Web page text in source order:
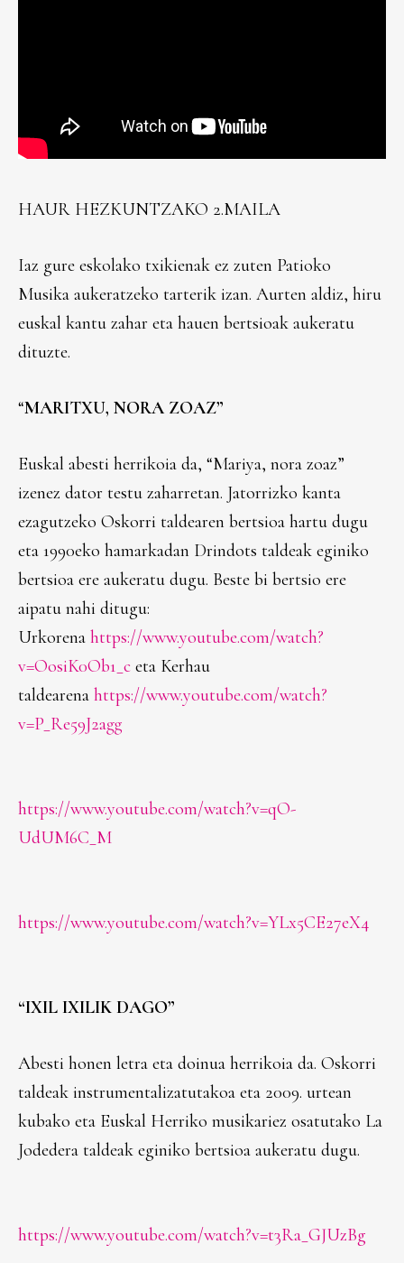
HAUR HEZKUNTZAKO 2.MAILA
Iaz gure eskolako txikienak ez zuten Patioko
Musika aukeratzeko tarterik izan. Aurten aldiz, hiru
euskal kantu zahar eta hauen bertsioak aukeratu
dituzte.
“MARITXU, NORA ZOAZ”
Euskal abesti herrikoia da, “Mariya, nora zoaz”
izenez dator testu zaharretan. Jatorrizko kanta
ezagutzeko Oskorri taldearen bertsioa hartu dugu
eta 1990eko hamarkadan Drindots taldeak eginiko
bertsioa ere aukeratu dugu. Beste bi bertsio ere
aipatu nahi ditugu:
Urkorena https://www.youtube.com/watch?
v=OosiK0Ob1_c eta Kerhau
taldearena https://www.youtube.com/watch?
v=P_Re59J2agg
https://www.youtube.com/watch?v=qO-
UdUM6C_M
https://www.youtube.com/watch?v=YLx5CE27eX4
“IXIL IXILIK DAGO”
Abesti honen letra eta doinua herrikoia da. Oskorri
taldeak instrumentalizatutakoa eta 2009. urtean
kubako eta Euskal Herriko musikariez osatutako La
Jodedera taldeak eginiko bertsioa aukeratu dugu.
https://www.youtube.com/watch?v=t3Ra_GJUzBg